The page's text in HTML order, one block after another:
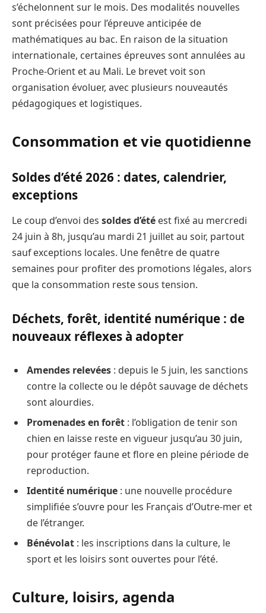
s’échelonnent sur le mois. Des modalités nouvelles
sont précisées pour l’épreuve anticipée de
mathématiques au bac. En raison de la situation
internationale, certaines épreuves sont annulées au
Proche-Orient et au Mali. Le brevet voit son
organisation évoluer, avec plusieurs nouveautés
pédagogiques et logistiques.
Consommation et vie quotidienne
Soldes d’été 2026 : dates, calendrier,
exceptions
Le coup d’envoi des soldes d’été est fixé au mercredi
24 juin à 8h, jusqu’au mardi 21 juillet au soir, partout
sauf exceptions locales. Une fenêtre de quatre
semaines pour profiter des promotions légales, alors
que la consommation reste sous tension.
Déchets, forêt, identité numérique : de
nouveaux réflexes à adopter
Amendes relevées : depuis le 5 juin, les sanctions
contre la collecte ou le dépôt sauvage de déchets
sont alourdies.
Promenades en forêt : l’obligation de tenir son
chien en laisse reste en vigueur jusqu’au 30 juin,
pour protéger faune et flore en pleine période de
reproduction.
Identité numérique : une nouvelle procédure
simplifiée s’ouvre pour les Français d’Outre-mer et
de l’étranger.
Bénévolat : les inscriptions dans la culture, le
sport et les loisirs sont ouvertes pour l’été.
Culture, loisirs, agenda